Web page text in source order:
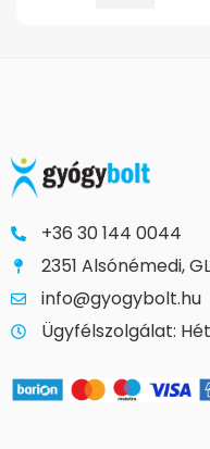
+36 30 144 0044
2351 Alsónémedi,
info@gyogybolt.hu
Ügyfélszolgálat: